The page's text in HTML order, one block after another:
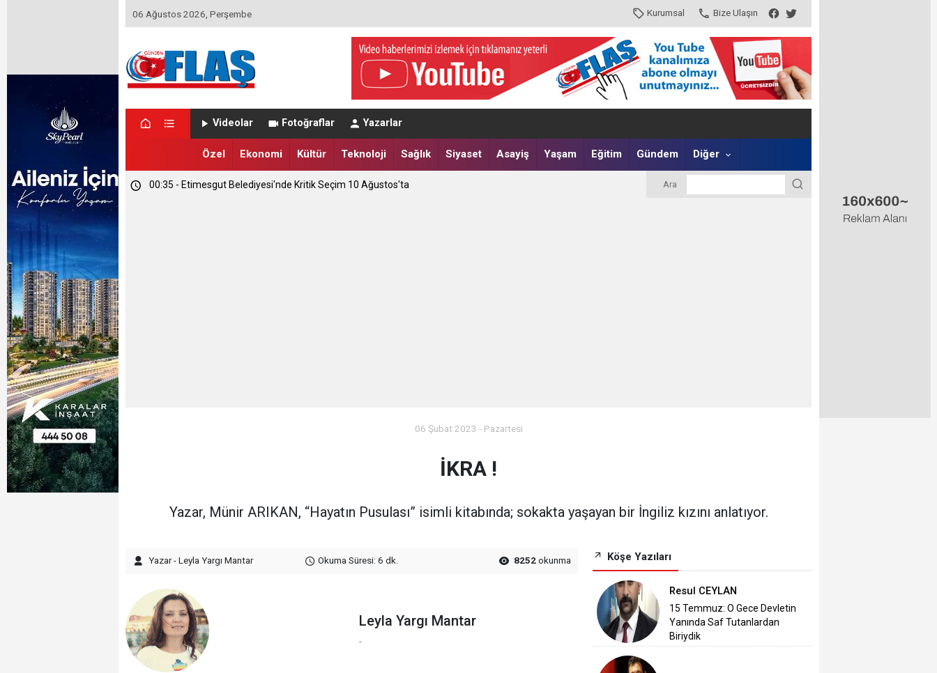
06 Ağustos 2026, Perşembe Kurumsal Bize Ulaşın
Videolar Fotoğraflar Yazarlar
Özel Ekonomi Kültür Teknoloji Sağlık Siyaset Asayiş Yaşam Eğitim Gündem Diğer
13:09 - Ümit Özdağ Etimesgut'u Ziyaret Edecek
00:35 - Etimesgut Belediyesi'nde Kritik Seçim 10 Ağustos'ta Ara
06 Şubat 2023 - Pazartesi
İKRA !
Yazar, Münir ARIKAN, “Hayatın Pusulası” isimli kitabında; sokakta yaşayan bir İngiliz kızını anlatıyor.
Yazar - Leyla Yargı Mantar Okuma Süresi: 6 dk. 8252okunma
Leyla Yargı Mantar
-
Köşe Yazıları
Resul CEYLAN
15 Temmuz: O Gece Devletin
Yanında Saf Tutanlardan
Biriydik